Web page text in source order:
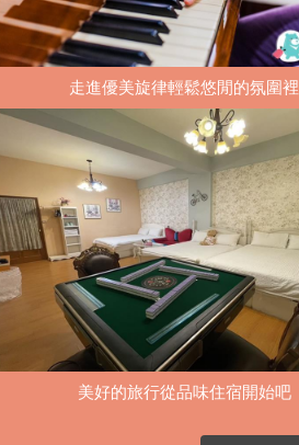
走進優美旋律輕鬆悠閒的氛圍裡
美好的旅行從品味住宿開始吧